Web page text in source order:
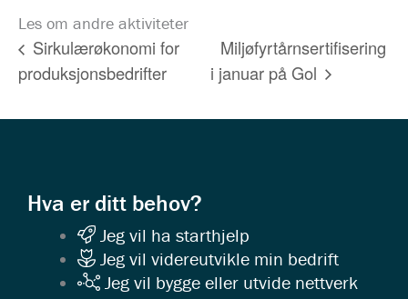
Les om andre aktiviteter
Sirkulærøkonomi for
produksjonsbedrifter
Miljøfyrtårnsertifisering
i januar på Gol
Hva er ditt behov?
Jeg vil ha starthjelp
Jeg vil videreutvikle min bedrift
Jeg vil bygge eller utvide nettverk